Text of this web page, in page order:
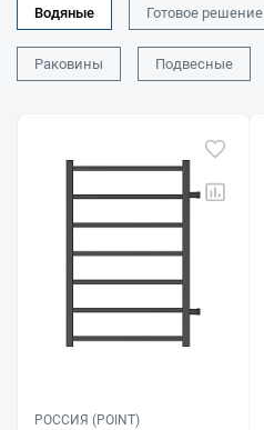
Водяные Готовое решение
Раковины Подвесные
РОССИЯ (POINT)